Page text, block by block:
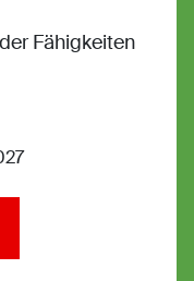
Fähigkeiten